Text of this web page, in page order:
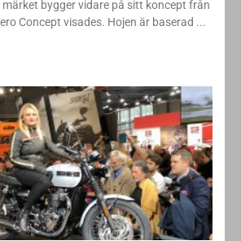
märket bygger vidare på sitt koncept från
Concept visades. Hojen är baserad